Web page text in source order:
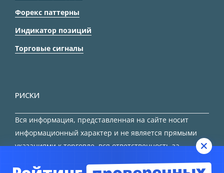
Форекс паттерны
Индикатор позиций
Торговые сигналы
РИСКИ
Вся информация, представленная на сайте носит
информационный характер и не является прямыми
указаниями к торговле, вся ответственность за